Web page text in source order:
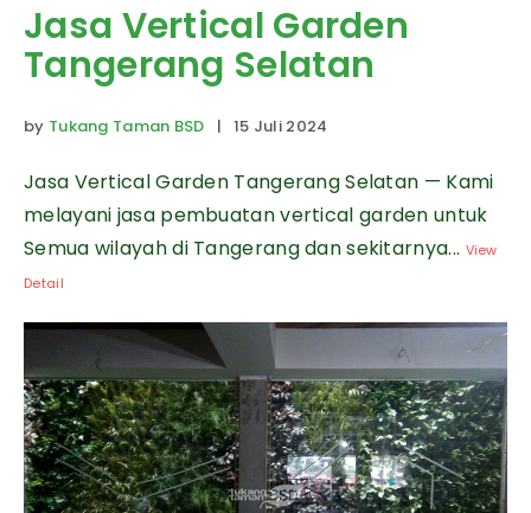
Jasa Vertical Garden
Tangerang Selatan
by Tukang Taman BSD | 15 Juli 2024
Jasa Vertical Garden Tangerang Selatan — Kami
melayani jasa pembuatan vertical garden untuk
Semua wilayah di Tangerang dan sekitarnya... View
Detail